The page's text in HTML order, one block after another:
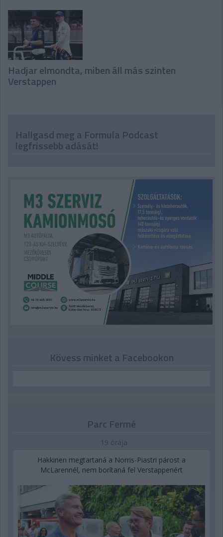
Hadjar elmondta, miben áll más szinten
Verstappen
Hallgasd meg a Formula Podcast
legfrissebb adását!
Kövess minket a Facebookon
Parc Fermé
19 órája
Hakkinen megtartaná a Norris-Piastri párost a
McLarennél, nem borítaná fel Verstappenért